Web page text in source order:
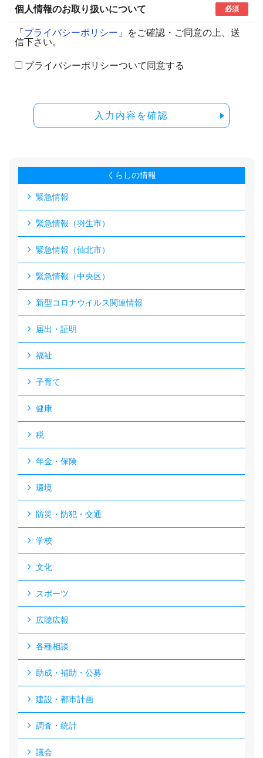
個人情報のお取り扱いについて 必須
「 プライバシーポリシー 」をご確認・ご同意の上、送
信下さい。
プライバシーポリシーついて同意する
入力内容を確認
くらしの情報
緊急情報
緊急情報（羽生市）
緊急情報（仙北市）
緊急情報（中央区）
新型コロナウイルス関連情報
届出・証明
福祉
子育て
健康
税
年金・保険
環境
防災・防犯・交通
学校
文化
スポーツ
広聴広報
各種相談
助成・補助・公募
建設・都市計画
調査・統計
議会